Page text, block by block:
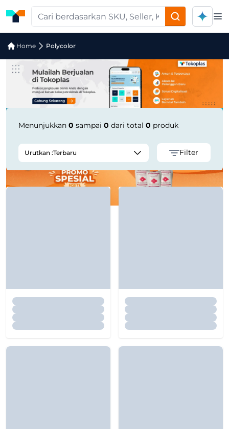
Home Polycolor
Pencarian Produk "polycolor" di
Menunjukkan 0 sampai 0 dari total 0 produk
Urutkan :Terbaru Filter